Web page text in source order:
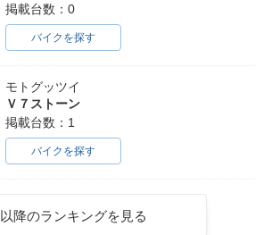
掲載台数：0
バイクを探す
モトグッツイ
Ｖ７ストーン
掲載台数：1
バイクを探す
降のランキングを見る